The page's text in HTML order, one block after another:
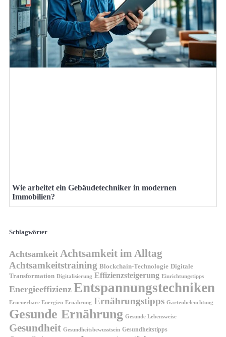
Wie arbeitet ein Gebäudetechniker in modernen
Immobilien?
Schlagwörter
Achtsamkeit Achtsamkeit im Alltag
Achtsamkeitstraining Blockchain-Technologie Digitale
Transformation Digitalisierung Effizienzsteigerung Einrichtungstipps
Energieeffizienz Entspannungstechniken
Erneuerbare Energien Ernährung Ernährungstipps Gartenbeleuchtung
Gesunde Ernährung Gesunde Lebensweise
Gesundheit Gesundheitsbewusstsein Gesundheitstipps